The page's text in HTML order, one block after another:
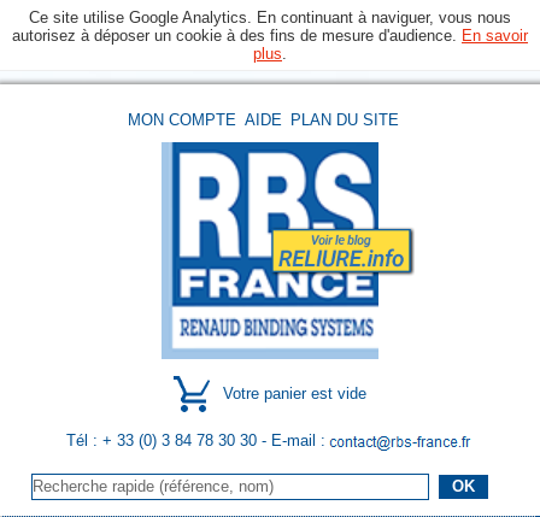
Ce site utilise Google Analytics. En continuant à naviguer, vous nous
autorisez à déposer un cookie à des fins de mesure d'audience. En savoir
plus
MON COMPTE AIDE PLAN DU SITE
Votre panier est vide
Tél : + 33 (0) 3 84 78 30 30 - E-mail :